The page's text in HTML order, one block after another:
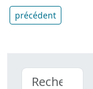
précédent